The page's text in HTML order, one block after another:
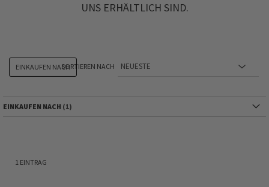
UNS ERHÄLTLICH SIND.
1 EINTRAG
SORTIEREN NACH
EINKAUFEN NACH
EINKAUFEN NACH